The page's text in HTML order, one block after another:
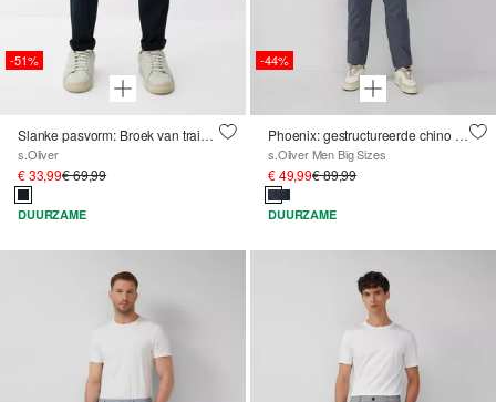
-51%
Slanke pasvorm: Broek van trainingsstof gemaakt van stretch jersey
s.Oliver
€ 33,99€ 69,99
DUURZAME
-44%
Phoenix: gestructureerde chino met elastische band
s.Oliver Men Big Sizes
€ 49,99€ 89,99
DUURZAME